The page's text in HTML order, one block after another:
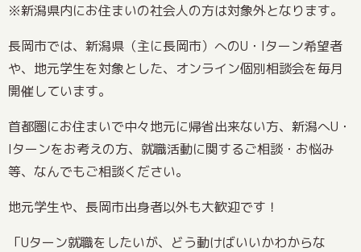
※新潟県内にお住まいの社会人の方は対象外となります。
長岡市では、新潟県（主に長岡市）へのU・Iターン希望者
や、地元学生を対象とした、オンライン個別相談会を毎月
開催しています。
首都圏にお住まいで中々地元に帰省出来ない方、新潟へU・
Iターンをお考えの方、就職活動に関するご相談・お悩み
等、なんでもご相談ください。
地元学生や、長岡市出身者以外も大歓迎です！
「Uターン就職をしたいが、どう動けばいいかわからな